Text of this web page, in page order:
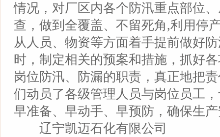
情况，对厂区内各个防汛重点部位
查，做到全覆盖、不留死角,利用停
从人员、物资等方面着手提前做好
时，制定相关的预案和措施，抓好
岗位防汛、防漏的职责，真正地把
们动员了各级管理人员与岗位员工
早准备、早动手、早预防，确保生
辽宁凯迈石化有限公司